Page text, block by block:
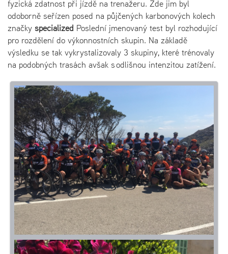
fyzická zdatnost při jízdě na trenažeru. Zde jim byl
odoborně seřízen posed na půjčených karbonových kolech
značky specialized Poslední jmenovaný test byl rozhodující
pro rozdělení do výkonnostních skupin. Na základě
výsledku se tak vykrystalizovaly 3 skupiny, které trénovaly
na podobných trasách avšak s odlišnou intenzitou zatížení.